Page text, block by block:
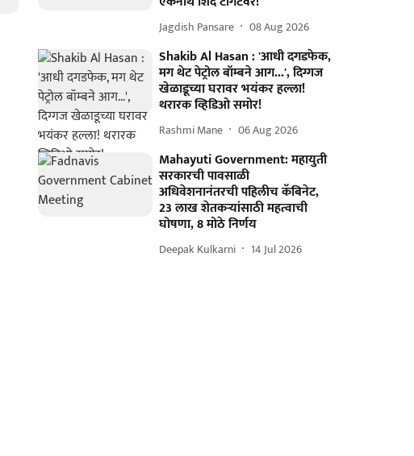
Jagdish Pansare 08 Aug 2026
Shakib Al Hasan : 'आधी दगडफेक,
मग थेट पेट्रोल बॉम्बने आग...', दिग्गज
खेळाडूच्या घरावर भयंकर हल्ला!
थरारक व्हिडिओ समोर!
Rashmi Mane 06 Aug 2026
Mahayuti Government: महायुती
सरकारची पावसाळी
अधिवेशनानंतरची पहिलीच कॅबिनेट,
23 लाख शेतकऱ्यांसाठी महत्वाची
घोषणा, 8 मोठे निर्णय
Deepak Kulkarni 14 Jul 2026